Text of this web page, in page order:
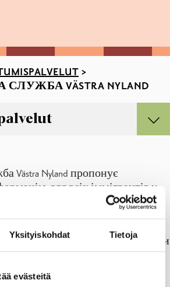
Yksityiskohdat Tietoja
evästeitä
>
VÄSTRA NYLAND
Västra Nyland
Västra Nyland пропонує
для всіх іммігрантів у
ваших справ, а також поради
з усіх питань, пов’язаних із
підтримує та контролює